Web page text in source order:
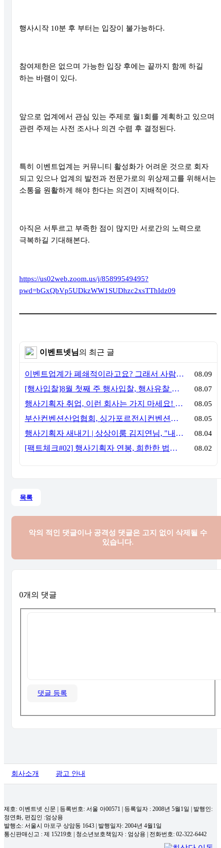
행사시작 10분 후 부터는 입장이 불가능하다.
참여제한은 없으며 가능한 입장 후에는 끝까지 함께 하길
하는 바램이 있다.
앞으로 업계에서 관심 있는 주제로 월1 회를 계획하고 있으며
관련 주제는 사전 조사나 의견 수렴 후 결정된다.
특히 이벤트업계는 커뮤니티 활성화가 어려운 것으로 회자
되고 있으나 업계의 발전과 전문가로의 위상제고를 위해서는
소통을 원활하게 해야 한다는 의견이 지배적이다.
아직은 서투르고 부족한 점이 많지만 서로간의 노력으로
극복하길 기대해본다.
https://us02web.zoom.us/j/85899549495?
pwd=bGxQbVp5UDkzWW1SUDhzc2xsTThIdz09
이벤트넷님의 최근 글
이벤트업계가 폐쇄적이라고요? 그래서 사람이 안 옵니다 08.09
[행사입찰]8월 첫째 주 행사입찰, 행사유찰 결과 08.07
행사기획자 취업, 이런 회사는 가지 마세요! 신입이 꼭 알아야 할 5가지 기준[이벤트산업 팩트체크#3] 08.05
부산컨벤션산업협회, 싱가포르전시컨벤션협회(SACEOS)와 업무협약 체결… 아시아 마이스 협력 확대 08.05
행사기획자 새내기 | 상상이룸 김지연님, "내 맘대로, 내 뜻대로 행사를 만든다 08.04
[팩트체크#02] 행사기획자 연봉, 희한한 법칙~ '첨에는 비실, 3년만 지나면 튼실' 08.02
목록
악의 적인 댓글이나 공격성 댓글은 고지 없이 삭제될 수
있습니다.
0개의 댓글
댓글 등록
회사소개 광고 안내
제호: 이벤트넷 신문 | 등록번호: 서울 아00571
등록일자 : 2008년 5월1일 | 발행인:
정연화, 편집인 :엄상용
발행소: 서울시 마포구 상암동 1643 | 발행일자: 2004년 4월1일
통신판매신고 : 제 15219호
청소년보호책임자 : 엄상용 | 전화번호: 02-322-6442